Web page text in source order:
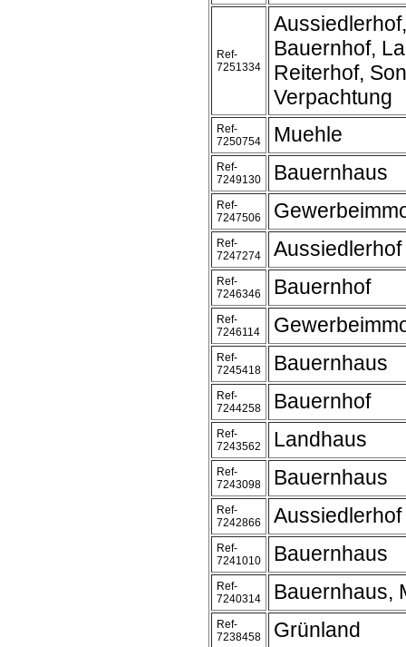
Ref-
7251334
Bauernhof,
Reiterhof,
Verpachtung
Ref-
7250754
Muehle
Ref-
7249130
Bauernhaus
Ref-
7247506
Ref-
7247274
Aussiedlerhof
Ref-
7246346
Bauernhof
Ref-
7246114
Ref-
7245418
Bauernhaus
Ref-
7244258
Bauernhof
Ref-
7243562
Landhaus
Ref-
7243098
Bauernhaus
Ref-
7242866
Aussiedlerhof
Ref-
7241010
Bauernhaus
Ref-
7240314
Bauernhaus,
Ref-
7238458
Grünland